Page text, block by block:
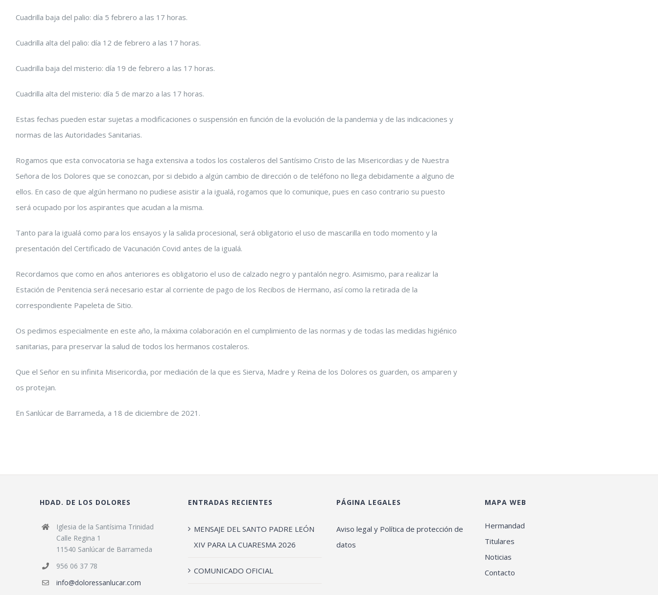
Cuadrilla baja del palio: día 5 febrero a las 17 horas.
Cuadrilla alta del palio: día 12 de febrero a las 17 horas.
Cuadrilla baja del misterio: día 19 de febrero a las 17 horas.
Cuadrilla alta del misterio: día 5 de marzo a las 17 horas.
Estas fechas pueden estar sujetas a modificaciones o suspensión en función de la evolución de la pandemia y de las indicaciones y
normas de las Autoridades Sanitarias.
Rogamos que esta convocatoria se haga extensiva a todos los costaleros del Santísimo Cristo de las Misericordias y de Nuestra
Señora de los Dolores que se conozcan, por si debido a algún cambio de dirección o de teléfono no llega debidamente a alguno de
ellos. En caso de que algún hermano no pudiese asistir a la igualá, rogamos que lo comunique, pues en caso contrario su puesto
será ocupado por los aspirantes que acudan a la misma.
Tanto para la igualá como para los ensayos y la salida procesional, será obligatorio el uso de mascarilla en todo momento y la
presentación del Certificado de Vacunación Covid antes de la igualá.
Recordamos que como en años anteriores es obligatorio el uso de calzado negro y pantalón negro. Asimismo, para realizar la
Estación de Penitencia será necesario estar al corriente de pago de los Recibos de Hermano, así como la retirada de la
correspondiente Papeleta de Sitio.
Os pedimos especialmente en este año, la máxima colaboración en el cumplimiento de las normas y de todas las medidas higiénico
sanitarias, para preservar la salud de todos los hermanos costaleros.
Que el Señor en su infinita Misericordia, por mediación de la que es Sierva, Madre y Reina de los Dolores os guarden, os amparen y
os protejan.
En Sanlúcar de Barrameda, a 18 de diciembre de 2021.
HDAD. DE LOS DOLORES
Iglesia de la Santísima Trinidad
Calle Regina 1
11540 Sanlúcar de Barrameda
956 06 37 78
info@doloressanlucar.com
ENTRADAS RECIENTES
MENSAJE DEL SANTO PADRE LEÓN
XIV PARA LA CUARESMA 2026
COMUNICADO OFICIAL
PÁGINA LEGALES
Aviso legal y Política de protección de
datos
MAPA WEB
Hermandad
Titulares
Noticias
Contacto